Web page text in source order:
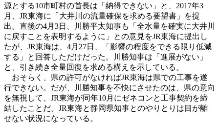
源とする10市町村の首長は「納得できない」と、2017年3
月、JR東海に「大井川の流量確保を求める要望書」を提
出。直後の4月3日、川勝平太知事も「全水量を確実に大井川
に戻すことを表明するように」との意見をJR東海に提出し
たが、JR東海は、4月27日、「影響の程度をできる限り低減
する」と回答しただけだった。川勝知事は「進展がない」
と、引き続き全量回復を求める構えを示している。
おそらく、県の許可がなければJR東海は県での工事を遂
行できない。だが、川勝知事を不快にさせたのは、県の意向
を無視して、JR東海が同年10月にゼネコンと工事契約を締
結したことだ。JR東海と静岡県知事とのやりとりは目が離
せない状況になっている。